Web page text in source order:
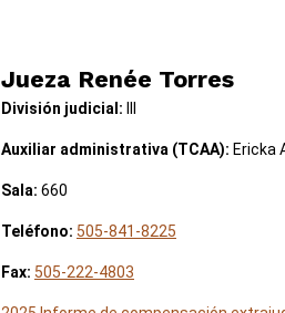
Jueza Renée Torres
División judicial:
Auxiliar administrativa (TCAA): Ericka
Sala: 660
Teléfono: 505-841-8225
Fax: 505-222-4803